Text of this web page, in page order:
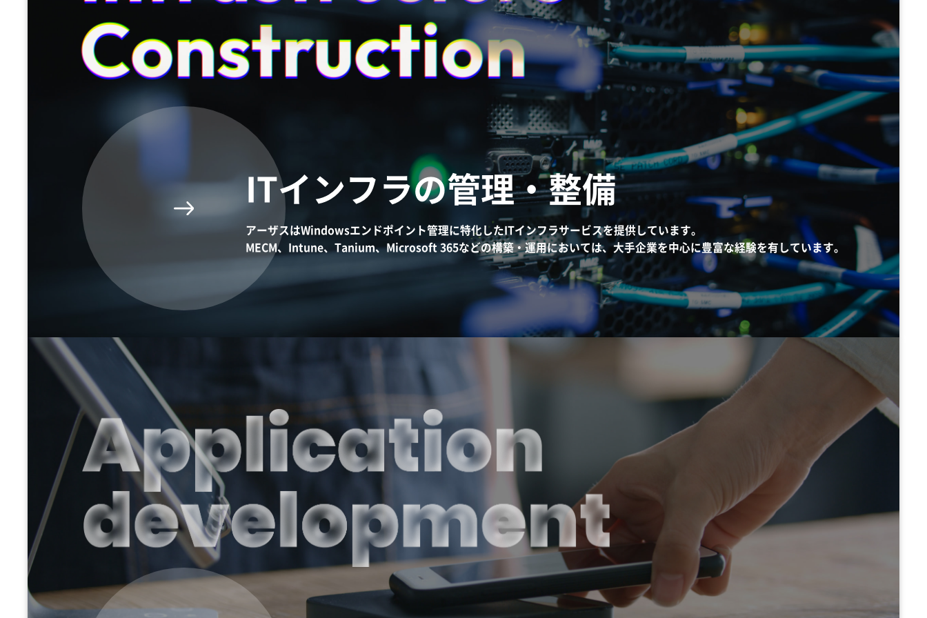
Construction
Construction
Construction
ITインフラの管理・整備
アーザスはWindowsエンドポイント管理に特化したITインフラサービスを提供しています。
MECM、Intune、Tanium、Microsoft 365などの構築・運用においては、大手企業を中心に豊富な経験を有しています。